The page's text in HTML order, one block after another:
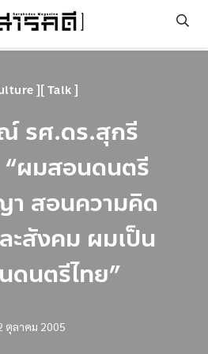
Talk
รศ.ดร.สุกรี
ผมสอนดนตรี
สอนความคิด
ะสังคม ผมเป็น
ดนตรีไทย”
ตุลาคม 2005